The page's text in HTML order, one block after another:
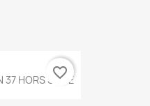
37 HORS SERIE
favorite_border